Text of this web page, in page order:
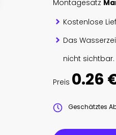
Montagesatz
Kostenlose
Das
nicht sichtbar.
Preis 0.26
Geschätztes